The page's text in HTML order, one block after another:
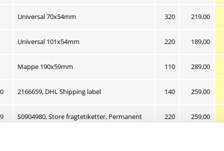
Universal 70x54mm 320 219,00
Universal 101x54mm 220 189,00
Mappe 190x59mm 110 289,00
2166659, DHL Shipping label 140 259,00
S0904980, Store fragtetiketter, Permanent 220 259,00